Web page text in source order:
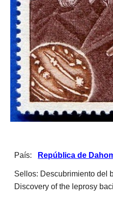
País: República de
Sellos: Descubrimiento del
Discovery of the leprosy